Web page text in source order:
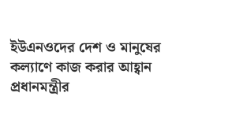
ইউএনওদের দেশ ও মানুষের
কল্যাণে কাজ করার আহ্বান
প্রধানমন্ত্রীর